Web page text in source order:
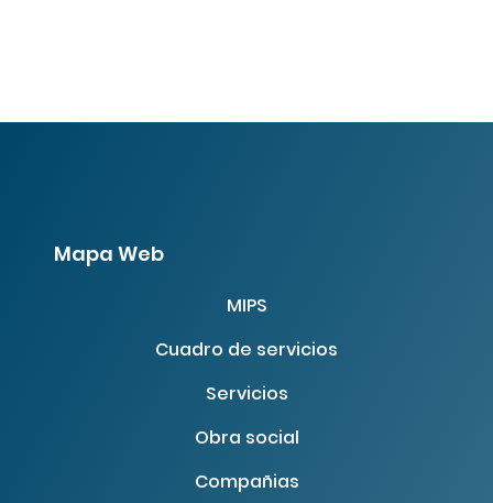
Mapa Web
MIPS
Cuadro de servicios
Servicios
Obra social
Compañias